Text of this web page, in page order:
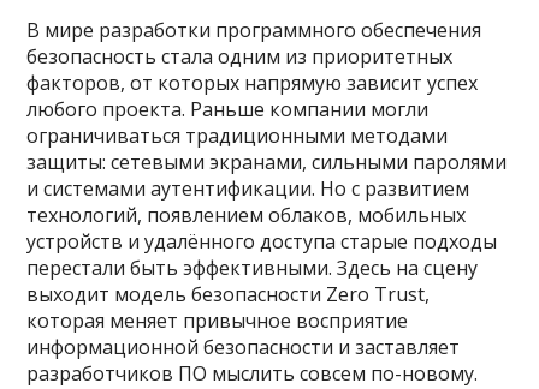
В мире разработки программного обеспечения
безопасность стала одним из приоритетных
факторов, от которых напрямую зависит успех
любого проекта. Раньше компании могли
ограничиваться традиционными методами
защиты: сетевыми экранами, сильными паролями
и системами аутентификации. Но с развитием
технологий, появлением облаков, мобильных
устройств и удалённого доступа старые подходы
перестали быть эффективными. Здесь на сцену
выходит модель безопасности Zero Trust,
которая меняет привычное восприятие
информационной безопасности и заставляет
разработчиков ПО мыслить совсем по-новому.